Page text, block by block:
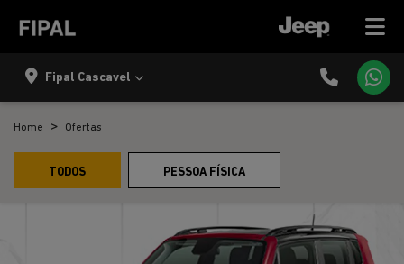
Fipal Cascavel
Home Ofertas
TODOS PESSOA FÍSICA